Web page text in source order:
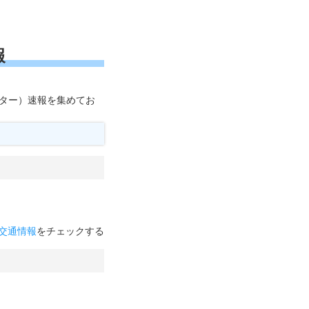
ー）速報を集めてお
通情報をチェックする